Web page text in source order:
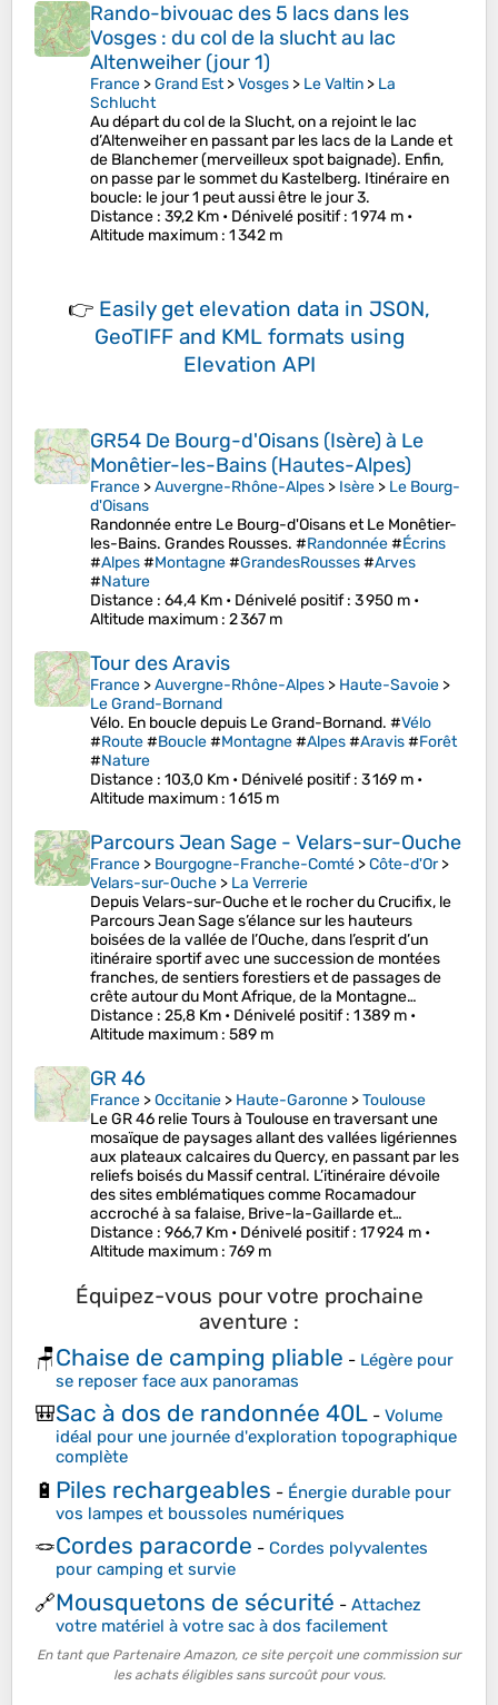
Rando-bivouac des 5 lacs dans les
Vosges : du col de la slucht au lac
Altenweiher (jour 1)
France >Grand Est>Vosges > Le Valtin > La
Schlucht
Au départ du col de la Slucht, on a rejoint le lac
d’Altenweiher en passant par les lacs de la Lande et
de Blanchemer (merveilleux spot baignade). Enfin,
on passe par le sommet du Kastelberg. Itinéraire en
boucle: le jour 1 peut aussi être le jour 3.
Distance : 39,2 Km • Dénivelé positif: 1 974 m •
Altitude maximum : 1 342 m
👉 Easily get elevation data in JSON,
GeoTIFF and KML formats using
Elevation API
GR54 De Bourg-d'Oisans (Isère) à Le
Monêtier-les-Bains (Hautes-Alpes)
France >Auvergne-Rhône-Alpes > Isère > Le Bourg-
d'Oisans
Randonnée entre Le Bourg-d'Oisans et Le Monêtier-
les-Bains. Grandes Rousses. #Randonnée#Écrins
#Alpes#Montagne#GrandesRousses#Arves
#Nature
Distance : 64,4 Km • Dénivelé positif: 3 950 m •
Altitude maximum : 2 367 m
Tour des Aravis
France >Auvergne-Rhône-Alpes > Haute-Savoie >
Le Grand-Bornand
Vélo. En boucle depuis Le Grand-Bornand. #Vélo
#Route#Boucle#Montagne#Alpes#Aravis#Forêt
#Nature
Distance : 103,0 Km • Dénivelé positif: 3 169 m •
Altitude maximum : 1 615 m
Parcours Jean Sage - Velars-sur-Ouche
France > Bourgogne-Franche-Comté >Côte-d'Or>
Velars-sur-Ouche > La Verrerie
Depuis Velars-sur-Ouche et le rocher du Crucifix, le
Parcours Jean Sage s’élance sur les hauteurs
boisées de la vallée de l’Ouche, dans l’esprit d’un
itinéraire sportif avec une succession de montées
franches, de sentiers forestiers et de passages de
crête autour du Mont Afrique, de la Montagne…
Distance : 25,8 Km • Dénivelé positif: 1 389 m •
Altitude maximum : 589 m
GR 46
France >Occitanie > Haute-Garonne >Toulouse
Le GR 46 relie Tours à Toulouse en traversant une
mosaïque de paysages allant des vallées ligériennes
aux plateaux calcaires du Quercy, en passant par les
reliefs boisés du Massif central. L’itinéraire dévoile
des sites emblématiques comme Rocamadour
accroché à sa falaise, Brive-la-Gaillarde et…
Distance : 966,7 Km • Dénivelé positif: 17 924 m •
Altitude maximum : 769 m
Équipez-vous pour votre prochaine
aventure :
🪑Chaise de camping pliable - Légère pour
se reposer face aux panoramas
🎒Sac à dos de randonnée 40L - Volume
idéal pour une journée d'exploration topographique
complète
🔋 Piles rechargeables - Énergie durable pour
vos lampes et boussoles numériques
🪢Cordes paracorde - Cordes polyvalentes
pour camping et survie
🔗Mousquetons de sécurité - Attachez
votre matériel à votre sac à dos facilement
En tant que Partenaire Amazon, ce site perçoit une commission sur
les achats éligibles sans surcoût pour vous.